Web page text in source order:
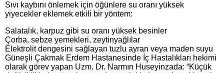
Sıvı kaybını önlemek için öğünlere su oranı yüksek
yiyecekler eklemek etkili bir yöntem:
Salatalık, karpuz gibi su oranı yüksek besinler
Çorba, sebze yemekleri, zeytinyağlılar
Elektrolit dengesini sağlayan tuzlu ayran veya maden suyu
Güneşli Çakmak Erdem Hastanesinde İç Hastalıkları hekimi
olarak görev yapan Uzm. Dr. Narmın Huseyinzada: “Küçük